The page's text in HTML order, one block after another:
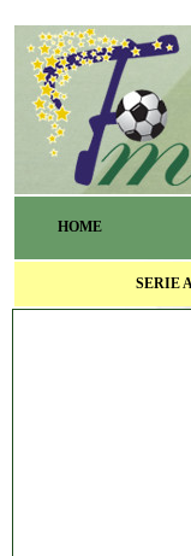
HOME
SERIE